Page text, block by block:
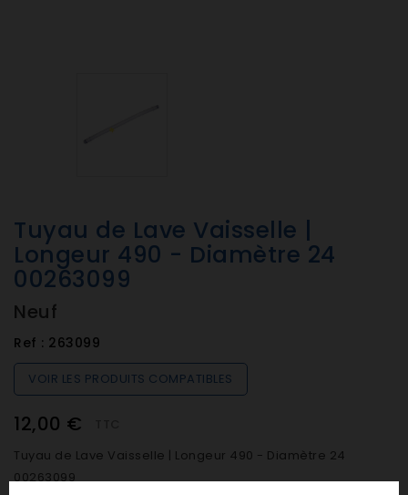
Tuyau de Lave Vaisselle |
Longeur 490 - Diamètre 24
00263099
Neuf
Ref : 263099
VOIR LES PRODUITS COMPATIBLES
12,00 €
Tuyau de Lave Vaisselle | Longeur 490 - Diamètre 24
00263099